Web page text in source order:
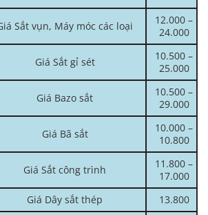
Sắt vụn, Máy móc các loại
12.000 –
24.000
Giá Sắt gỉ sét
10.500 –
25.000
Giá Bazo sắt
10.500 –
29.000
Giá Bã sắt
10.000 –
10.800
Giá Sắt công trình
11.800 –
17.000
Giá Dây sắt thép
13.800